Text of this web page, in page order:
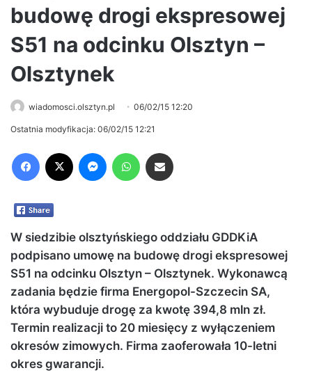
budowę drogi ekspresowej
S51 na odcinku Olsztyn –
Olsztynek
wiadomosci.olsztyn.pl 06/02/15 12:20
Ostatnia modyfikacja: 06/02/15 12:21
W siedzibie olsztyńskiego oddziału GDDKiA
podpisano umowę na budowę drogi ekspresowej
S51 na odcinku Olsztyn – Olsztynek. Wykonawcą
zadania będzie firma Energopol-Szczecin SA,
która wybuduje drogę za kwotę 394,8 mln zł.
Termin realizacji to 20 miesięcy z wyłączeniem
okresów zimowych. Firma zaoferowała 10-letni
okres gwarancji.